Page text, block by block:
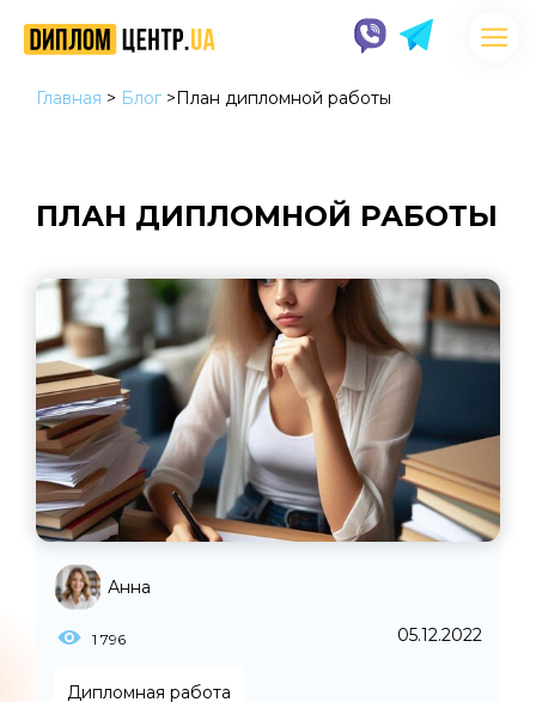
Главная > Блог >План дипломной работы
ПЛАН ДИПЛОМНОЙ РАБОТЫ
Анна
05.12.2022
1 796
Дипломная работа